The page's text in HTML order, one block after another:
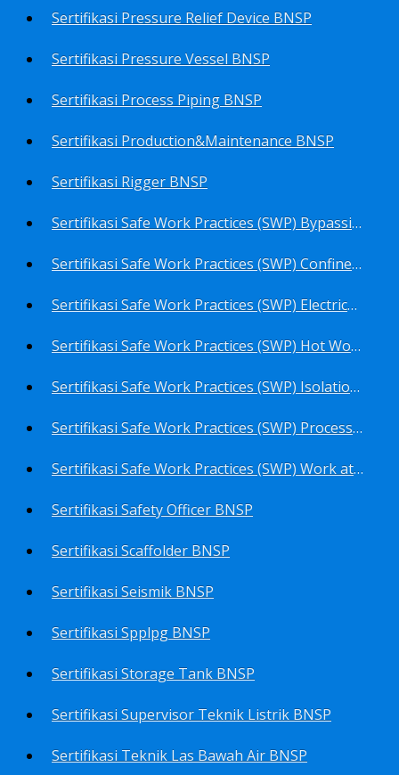
Sertifikasi Pressure Relief Device BNSP
Sertifikasi Pressure Vessel BNSP
Sertifikasi Process Piping BNSP
Sertifikasi Production&Maintenance BNSP
Sertifikasi Rigger BNSP
Sertifikasi Safe Work Practices (SWP) Bypassing Critical Protection BNSP
Sertifikasi Safe Work Practices (SWP) Confined Space Entry BNSP
Sertifikasi Safe Work Practices (SWP) Electrical Safe Work BNSP
Sertifikasi Safe Work Practices (SWP) Hot Work BNSP
Sertifikasi Safe Work Practices (SWP) Isolation of Hazardous Energy BNSP
Sertifikasi Safe Work Practices (SWP) Process Overview and Awareness BNSP
Sertifikasi Safe Work Practices (SWP) Work at Height BNSP
Sertifikasi Safety Officer BNSP
Sertifikasi Scaffolder BNSP
Sertifikasi Seismik BNSP
Sertifikasi Spplpg BNSP
Sertifikasi Storage Tank BNSP
Sertifikasi Supervisor Teknik Listrik BNSP
Sertifikasi Teknik Las Bawah Air BNSP